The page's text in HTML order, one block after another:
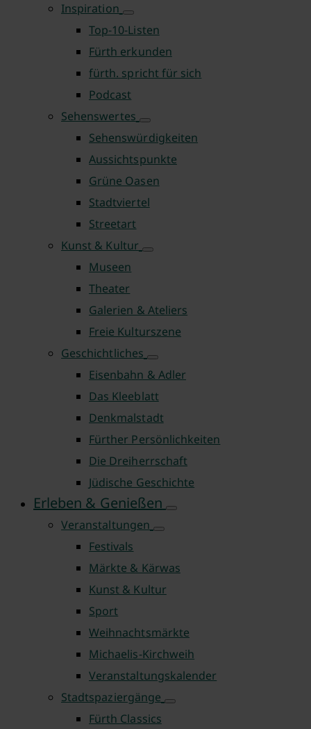
Inspiration
Top-10-Listen
Fürth erkunden
fürth. spricht für sich
Podcast
Sehenswertes
Sehenswürdigkeiten
Aussichtspunkte
Grüne Oasen
Stadtviertel
Streetart
Kunst & Kultur
Museen
Theater
Galerien & Ateliers
Freie Kulturszene
Geschichtliches
Eisenbahn & Adler
Das Kleeblatt
Denkmalstadt
Fürther Persönlichkeiten
Die Dreiherrschaft
Jüdische Geschichte
Erleben & Genießen
Veranstaltungen
Festivals
Märkte & Kärwas
Kunst & Kultur
Sport
Weihnachtsmärkte
Michaelis-Kirchweih
Veranstaltungskalender
Stadtspaziergänge
Fürth Classics